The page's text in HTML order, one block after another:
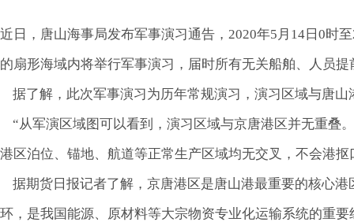
近日，唐山海事局发布军事演习通告，2020年5月14日0时
的扇形海域内将举行军事演习，届时所有无关船舶、人员
据了解，此次军事演习为历年常规演习，演习区域与唐
“从军演区域图可以看到，演习区域与京唐港区并无重叠
港区泊位、锚地、航道等正常生产区域均无交叉，不会港
据期货日报记者了解，京唐港区是唐山港最重要的核心
环，是我国能源、原材料等大宗物资专业化运输系统的重